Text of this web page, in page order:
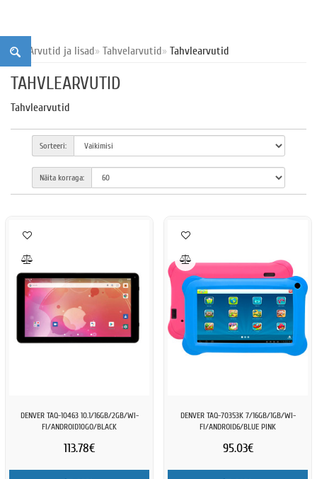
Arvutid ja lisad Tahvelarvutid Tahvlearvutid
TAHVLEARVUTID
Tahvlearvutid
Sorteeri:
Näita korraga:
DENVER TAQ-10463 10.1/16GB/2GB/WI-
FI/ANDROID10GO/BLACK
113.78€
DENVER TAQ-70353K 7/16GB/1GB/WI-
FI/ANDROID6/BLUE PINK
95.03€